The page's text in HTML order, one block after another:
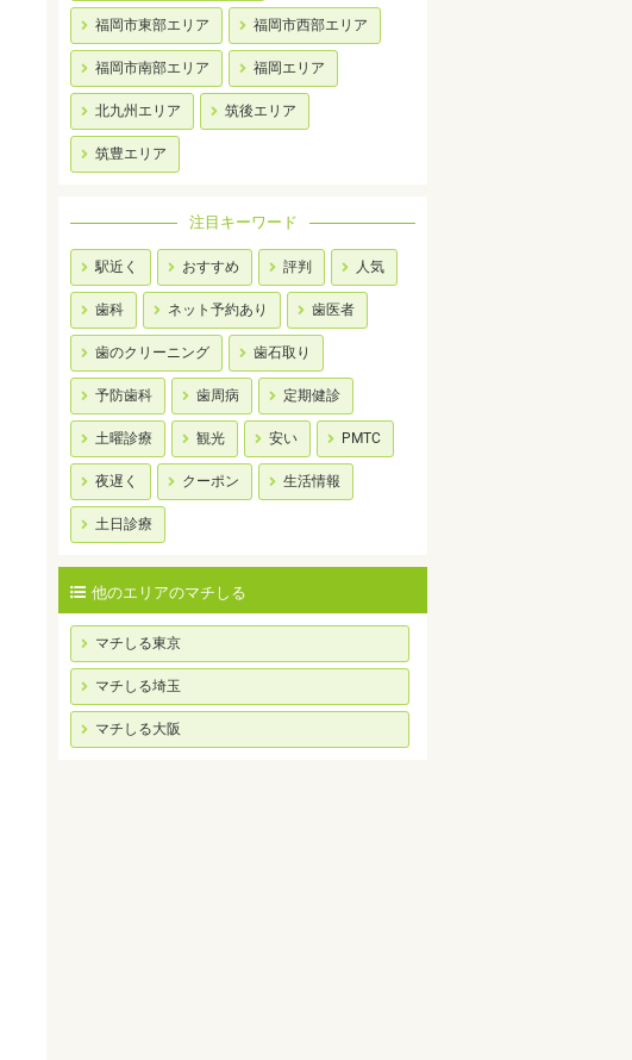
福岡市東部エリア 福岡市西部エリア
福岡市南部エリア 福岡エリア
北九州エリア 筑後エリア
筑豊エリア
注目キーワード
駅近く おすすめ 評判 人気
歯科 ネット予約あり 歯医者
歯のクリーニング 歯石取り
予防歯科 歯周病 定期健診
土曜診療 観光 安い PMTC
夜遅く クーポン 生活情報
土日診療
他のエリアのマチしる
マチしる東京
マチしる埼玉
マチしる大阪